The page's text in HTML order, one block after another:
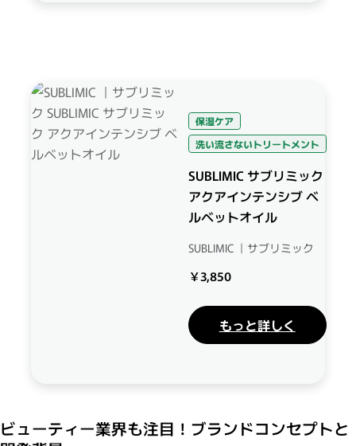
保湿ケア
洗い流さないトリートメント
SUBLIMIC サブリミック
アクアインテンシブ ベ
ルベットオイル
SUBLIMIC ｜サブリミック
￥3,850
もっと詳しく
ビューティー業界も注目！ブランドコンセプトと